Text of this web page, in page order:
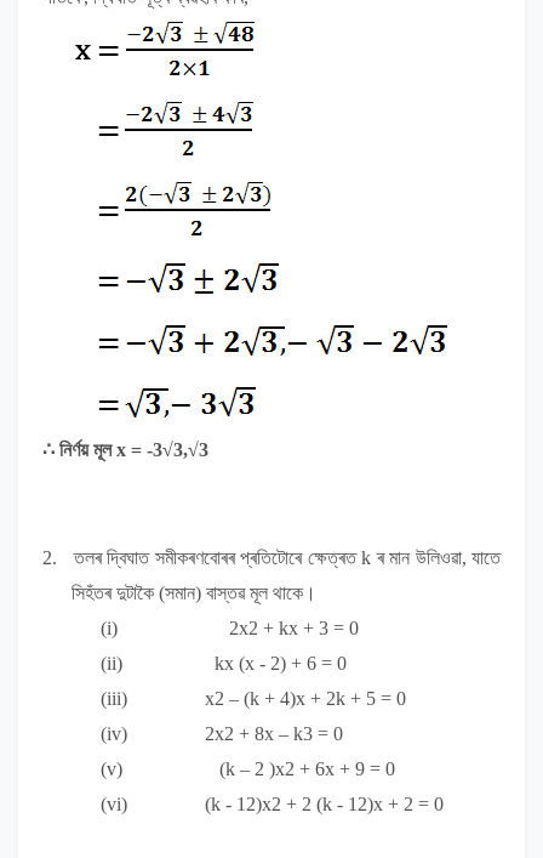
∴ নিৰ্ণয় মূলx = -3√3,√3
2. তলৰ দ্বিঘাত সমীকৰণবোৰৰ প্ৰতিটোৰে ক্ষেত্ৰতkৰ মান উলিওৱা, যাতে
সিহঁতৰ দুটাকৈ (সমান) বাস্তৱ মূল থাকে ।
(i)
2x2 + kx + 3 = 0
(ii)
kx (x - 2) + 6 = 0
(iii)
x2 – (k + 4)x + 2k + 5 = 0
(iv)
2x2 + 8x – k3 = 0
(v)
(k – 2 )x2 + 6x + 9 = 0
(vi)
(k - 12)x2 + 2 (k - 12)x + 2 = 0